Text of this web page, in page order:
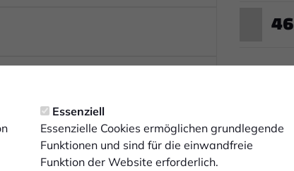
Essenziell
Essenzielle Cookies ermöglichen grundlegende
Funktionen und sind für die einwandfreie
Funktion der Website erforderlich.
ins Aus.
46